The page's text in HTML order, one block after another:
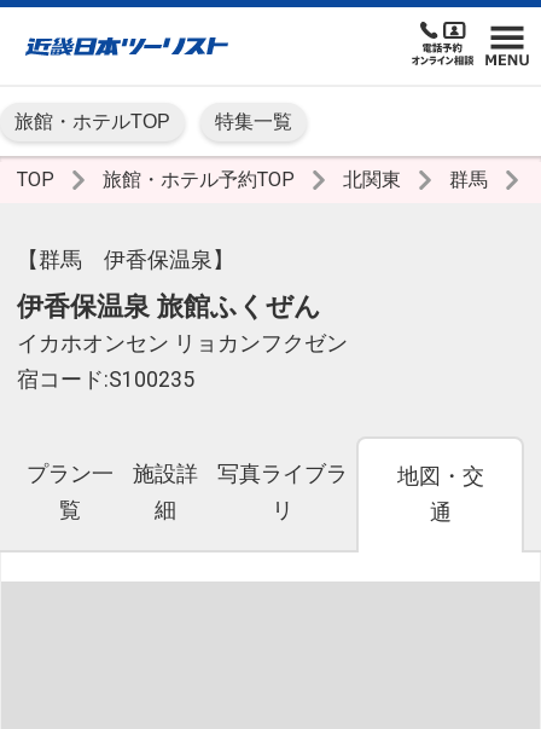
旅館・ホテルTOP 特集一覧
TOP 旅館・ホテル予約TOP 北関東 群馬
【群馬 伊香保温泉】
伊香保温泉 旅館ふくぜん
イカホオンセン リョカンフクゼン
宿コード:S100235
プラン一
覧
施設詳
細
写真ライブラ
リ
地図・交
通